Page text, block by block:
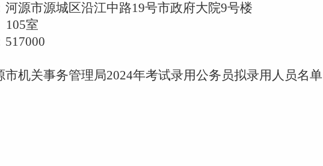
河源市源城区沿江中路19号市政府大院9号楼
105室
517000
市机关事务管理局2024年考试录用公务员拟录用人员名单